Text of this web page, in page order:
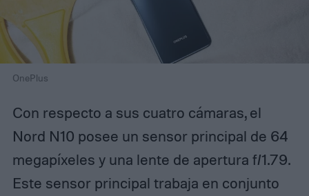
OnePlus
Con respecto a sus cuatro cámaras, el
Nord N10 posee un sensor principal de 64
megapíxeles y una lente de apertura f/1.79.
Este sensor principal trabaja en conjunto